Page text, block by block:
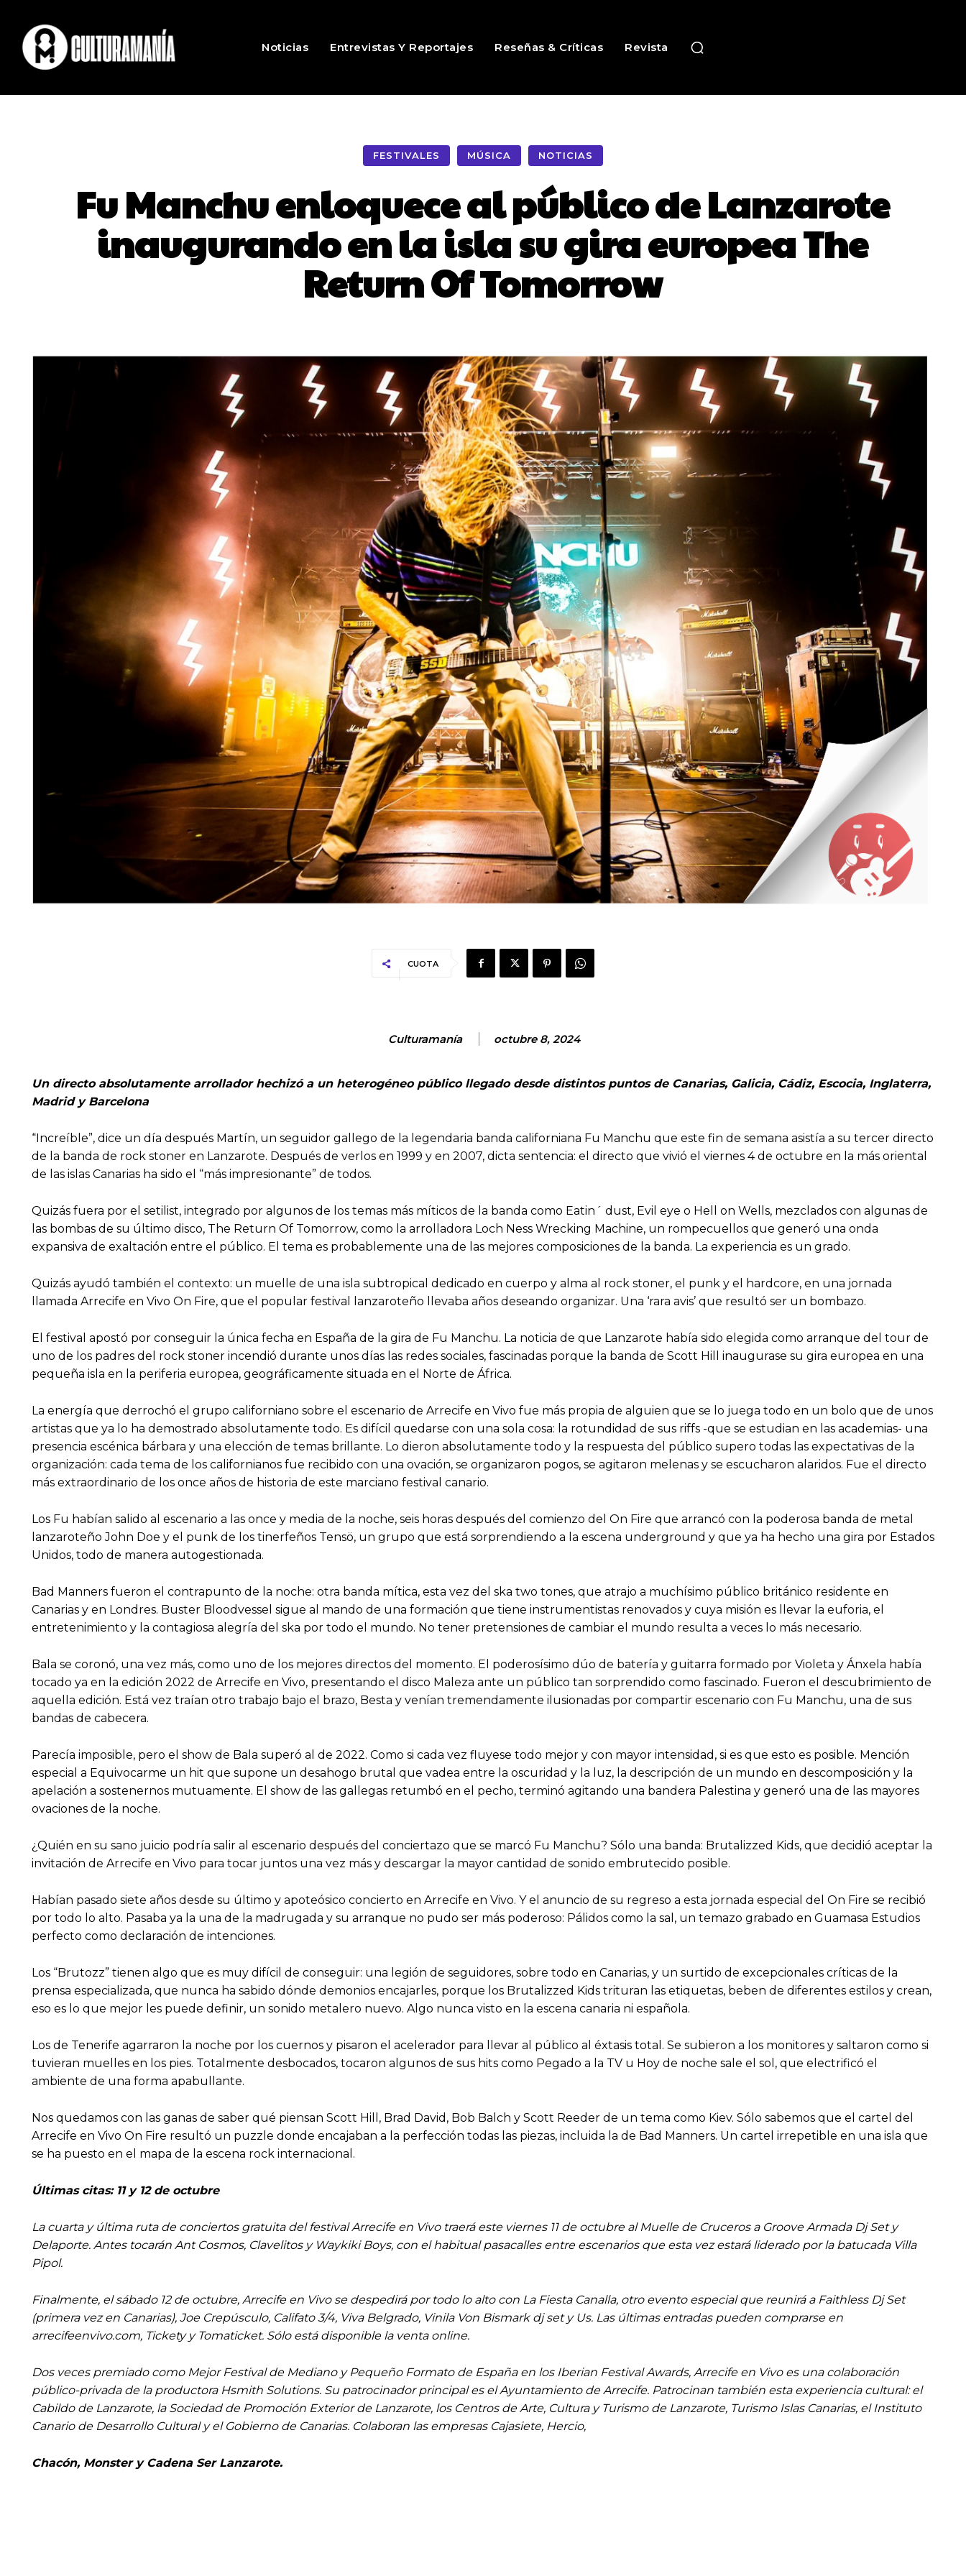
Noticias Entrevistas Y Reportajes Reseñas & Críticas Revista
FESTIVALES MÚSICA NOTICIAS
Fu Manchu enloquece al público de Lanzarote
inaugurando en la isla su gira europea The
Return Of Tomorrow
CUOTA
Culturamanía octubre 8, 2024
Un directo absolutamente arrollador hechizó a un heterogéneo público llegado desde distintos puntos de Canarias, Galicia, Cádiz, Escocia, Inglaterra,
Madrid y Barcelona
“Increíble”, dice un día después Martín, un seguidor gallego de la legendaria banda californiana Fu Manchu que este fin de semana asistía a su tercer directo
de la banda de rock stoner en Lanzarote. Después de verlos en 1999 y en 2007, dicta sentencia: el directo que vivió el viernes 4 de octubre en la más oriental
de las islas Canarias ha sido el “más impresionante” de todos.
Quizás fuera por el setilist, integrado por algunos de los temas más míticos de la banda como Eatin´ dust, Evil eye o Hell on Wells, mezclados con algunas de
las bombas de su último disco, The Return Of Tomorrow, como la arrolladora Loch Ness Wrecking Machine, un rompecuellos que generó una onda
expansiva de exaltación entre el público. El tema es probablemente una de las mejores composiciones de la banda. La experiencia es un grado.
Quizás ayudó también el contexto: un muelle de una isla subtropical dedicado en cuerpo y alma al rock stoner, el punk y el hardcore, en una jornada
llamada Arrecife en Vivo On Fire, que el popular festival lanzaroteño llevaba años deseando organizar. Una ‘rara avis’ que resultó ser un bombazo.
El festival apostó por conseguir la única fecha en España de la gira de Fu Manchu. La noticia de que Lanzarote había sido elegida como arranque del tour de
uno de los padres del rock stoner incendió durante unos días las redes sociales, fascinadas porque la banda de Scott Hill inaugurase su gira europea en una
pequeña isla en la periferia europea, geográficamente situada en el Norte de África.
La energía que derrochó el grupo californiano sobre el escenario de Arrecife en Vivo fue más propia de alguien que se lo juega todo en un bolo que de unos
artistas que ya lo ha demostrado absolutamente todo. Es difícil quedarse con una sola cosa: la rotundidad de sus riffs -que se estudian en las academias- una
presencia escénica bárbara y una elección de temas brillante. Lo dieron absolutamente todo y la respuesta del público supero todas las expectativas de la
organización: cada tema de los californianos fue recibido con una ovación, se organizaron pogos, se agitaron melenas y se escucharon alaridos. Fue el directo
más extraordinario de los once años de historia de este marciano festival canario.
Los Fu habían salido al escenario a las once y media de la noche, seis horas después del comienzo del On Fire que arrancó con la poderosa banda de metal
lanzaroteño John Doe y el punk de los tinerfeños Tensö, un grupo que está sorprendiendo a la escena underground y que ya ha hecho una gira por Estados
Unidos, todo de manera autogestionada.
Bad Manners fueron el contrapunto de la noche: otra banda mítica, esta vez del ska two tones, que atrajo a muchísimo público británico residente en
Canarias y en Londres. Buster Bloodvessel sigue al mando de una formación que tiene instrumentistas renovados y cuya misión es llevar la euforia, el
entretenimiento y la contagiosa alegría del ska por todo el mundo. No tener pretensiones de cambiar el mundo resulta a veces lo más necesario.
Bala se coronó, una vez más, como uno de los mejores directos del momento. El poderosísimo dúo de batería y guitarra formado por Violeta y Ánxela había
tocado ya en la edición 2022 de Arrecife en Vivo, presentando el disco Maleza ante un público tan sorprendido como fascinado. Fueron el descubrimiento de
aquella edición. Está vez traían otro trabajo bajo el brazo, Besta y venían tremendamente ilusionadas por compartir escenario con Fu Manchu, una de sus
bandas de cabecera.
Parecía imposible, pero el show de Bala superó al de 2022. Como si cada vez fluyese todo mejor y con mayor intensidad, si es que esto es posible. Mención
especial a Equivocarme un hit que supone un desahogo brutal que vadea entre la oscuridad y la luz, la descripción de un mundo en descomposición y la
apelación a sostenernos mutuamente. El show de las gallegas retumbó en el pecho, terminó agitando una bandera Palestina y generó una de las mayores
ovaciones de la noche.
¿Quién en su sano juicio podría salir al escenario después del conciertazo que se marcó Fu Manchu? Sólo una banda: Brutalizzed Kids, que decidió aceptar la
invitación de Arrecife en Vivo para tocar juntos una vez más y descargar la mayor cantidad de sonido embrutecido posible.
Habían pasado siete años desde su último y apoteósico concierto en Arrecife en Vivo. Y el anuncio de su regreso a esta jornada especial del On Fire se recibió
por todo lo alto. Pasaba ya la una de la madrugada y su arranque no pudo ser más poderoso: Pálidos como la sal, un temazo grabado en Guamasa Estudios
perfecto como declaración de intenciones.
Los “Brutozz” tienen algo que es muy difícil de conseguir: una legión de seguidores, sobre todo en Canarias, y un surtido de excepcionales críticas de la
prensa especializada, que nunca ha sabido dónde demonios encajarles, porque los Brutalizzed Kids trituran las etiquetas, beben de diferentes estilos y crean,
eso es lo que mejor les puede definir, un sonido metalero nuevo. Algo nunca visto en la escena canaria ni española.
Los de Tenerife agarraron la noche por los cuernos y pisaron el acelerador para llevar al público al éxtasis total. Se subieron a los monitores y saltaron como si
tuvieran muelles en los pies. Totalmente desbocados, tocaron algunos de sus hits como Pegado a la TV u Hoy de noche sale el sol, que electrificó el
ambiente de una forma apabullante.
Nos quedamos con las ganas de saber qué piensan Scott Hill, Brad David, Bob Balch y Scott Reeder de un tema como Kiev. Sólo sabemos que el cartel del
Arrecife en Vivo On Fire resultó un puzzle donde encajaban a la perfección todas las piezas, incluida la de Bad Manners. Un cartel irrepetible en una isla que
se ha puesto en el mapa de la escena rock internacional.
Últimas citas: 11 y 12 de octubre
La cuarta y última ruta de conciertos gratuita del festival Arrecife en Vivo traerá este viernes 11 de octubre al Muelle de Cruceros a Groove Armada Dj Set y
Delaporte. Antes tocarán Ant Cosmos, Clavelitos y Waykiki Boys, con el habitual pasacalles entre escenarios que esta vez estará liderado por la batucada Villa
Pipol.
Finalmente, el sábado 12 de octubre, Arrecife en Vivo se despedirá por todo lo alto con La Fiesta Canalla, otro evento especial que reunirá a Faithless Dj Set
(primera vez en Canarias), Joe Crepúsculo, Califato 3/4, Viva Belgrado, Vinila Von Bismark dj set y Us. Las últimas entradas pueden comprarse en
arrecifeenvivo.com, Tickety y Tomaticket. Sólo está disponible la venta online.
Dos veces premiado como Mejor Festival de Mediano y Pequeño Formato de España en los Iberian Festival Awards, Arrecife en Vivo es una colaboración
público-privada de la productora Hsmith Solutions. Su patrocinador principal es el Ayuntamiento de Arrecife. Patrocinan también esta experiencia cultural: el
Cabildo de Lanzarote, la Sociedad de Promoción Exterior de Lanzarote, los Centros de Arte, Cultura y Turismo de Lanzarote, Turismo Islas Canarias, el Instituto
Canario de Desarrollo Cultural y el Gobierno de Canarias. Colaboran las empresas Cajasiete, Hercio,
Chacón, Monster y Cadena Ser Lanzarote.